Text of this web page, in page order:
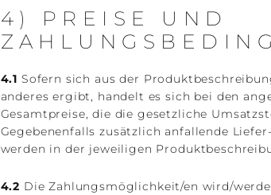
4) PREISE UND
4.1 Sofern sich aus der
anderes ergibt, handelt es sich bei den
Gesamtpreise, die die gesetzliche
Gegebenenfalls zusätzlich anfallende
werden in der jeweiligen
4.2 Die Zahlungsmöglichkeit/en wird/